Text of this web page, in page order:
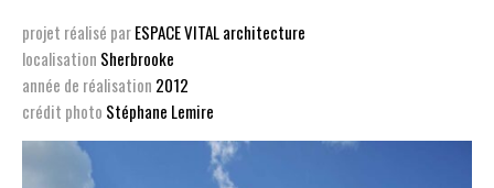
projet réalisé parESPACE VITAL architecture
localisation Sherbrooke
année de réalisation 2012
crédit photo Stéphane Lemire